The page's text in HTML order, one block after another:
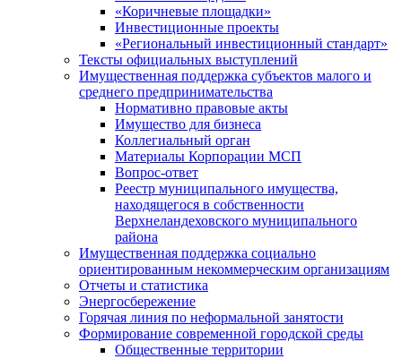
«Коричневые площадки»
Инвестиционные проекты
«Региональный инвестиционный стандарт»
Тексты официальных выступлений
Имущественная поддержка субъектов малого и
среднего предпринимательства
Нормативно правовые акты
Имущество для бизнеса
Коллегиальный орган
Материалы Корпорации МСП
Вопрос-ответ
Реестр муниципального имущества,
находящегося в собственности
Верхнеландеховского муниципального
района
Имущественная поддержка социально
ориентированным некоммерческим организациям
Отчеты и статистика
Энергосбережение
Горячая линия по неформальной занятости
Формирование современной городской среды
Общественные территории